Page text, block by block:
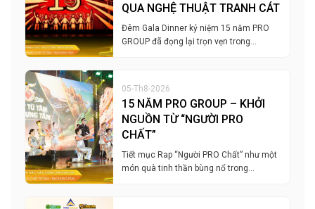
QUA NGHỆ THUẬT TRANH CÁT
Đêm Gala Dinner kỷ niệm 15 năm PRO
GROUP đã đọng lại trọn vẹn trong…
05-Th8-2026
15 NĂM PRO GROUP – KHỞI
NGUỒN TỪ “NGƯỜI PRO
CHẤT”
Tiết mục Rap “Người PRO Chất” như một
món quà tinh thần bùng nổ trong…